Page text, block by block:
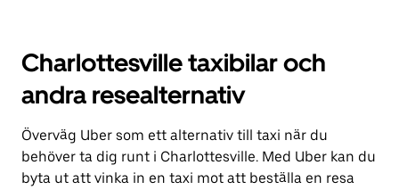
Charlottesville taxibilar och
andra resealternativ
Överväg Uber som ett alternativ till taxi när du
behöver ta dig runt i Charlottesville. Med Uber kan du
byta ut att vinka in en taxi mot att beställa en resa